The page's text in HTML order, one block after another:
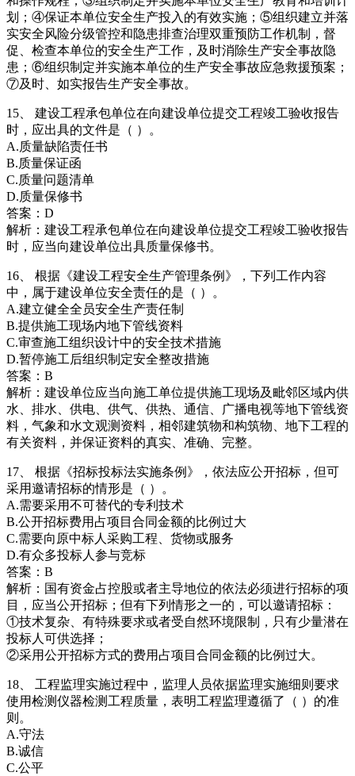
划；④保证本单位安全生产投入的有效实施；⑤组织建立并落
实安全风险分级管控和隐患排查治理双重预防工作机制，督
促、检查本单位的安全生产工作，及时消除生产安全事故隐
患；⑥组织制定并实施本单位的生产安全事故应急救援预案；
⑦及时、如实报告生产安全事故。
15、 建设工程承包单位在向建设单位提交工程竣工验收报告
时，应出具的文件是（ ）。
A.质量缺陷责任书
B.质量保证函
C.质量问题清单
D.质量保修书
答案：D
解析：建设工程承包单位在向建设单位提交工程竣工验收报告
时，应当向建设单位出具质量保修书。
16、 根据《建设工程安全生产管理条例》，下列工作内容
中，属于建设单位安全责任的是（ ）。
A.建立健全全员安全生产责任制
B.提供施工现场内地下管线资料
C.审查施工组织设计中的安全技术措施
D.暂停施工后组织制定安全整改措施
答案：B
解析：建设单位应当向施工单位提供施工现场及毗邻区域内供
水、排水、供电、供气、供热、通信、广播电视等地下管线资
料，气象和水文观测资料，相邻建筑物和构筑物、地下工程的
有关资料，并保证资料的真实、准确、完整。
17、 根据《招标投标法实施条例》，依法应公开招标，但可
采用邀请招标的情形是（ ）。
A.需要采用不可替代的专利技术
B.公开招标费用占项目合同金额的比例过大
C.需要向原中标人采购工程、货物或服务
D.有众多投标人参与竞标
答案：B
解析：国有资金占控股或者主导地位的依法必须进行招标的项
目，应当公开招标；但有下列情形之一的，可以邀请招标：
①技术复杂、有特殊要求或者受自然环境限制，只有少量潜在
投标人可供选择；
②采用公开招标方式的费用占项目合同金额的比例过大。
18、 工程监理实施过程中，监理人员依据监理实施细则要求
使用检测仪器检测工程质量，表明工程监理遵循了（ ）的准
则。
A.守法
B.诚信
C.公平